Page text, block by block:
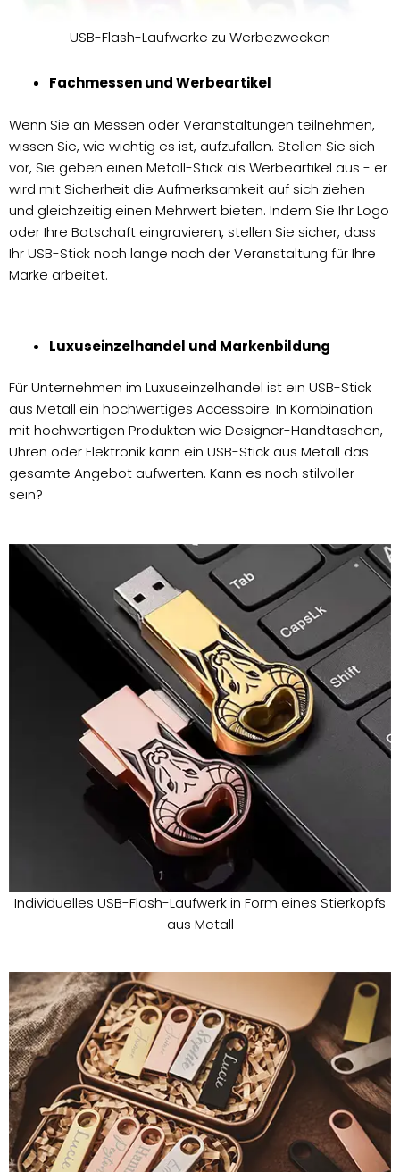
USB-Flash-Laufwerke zu Werbezwecken
Fachmessen und Werbeartikel
Wenn Sie an Messen oder Veranstaltungen teilnehmen,
wissen Sie, wie wichtig es ist, aufzufallen. Stellen Sie sich
vor, Sie geben einen Metall-Stick als Werbeartikel aus - er
wird mit Sicherheit die Aufmerksamkeit auf sich ziehen
und gleichzeitig einen Mehrwert bieten. Indem Sie Ihr Logo
oder Ihre Botschaft eingravieren, stellen Sie sicher, dass
Ihr USB-Stick noch lange nach der Veranstaltung für Ihre
Marke arbeitet.
Luxuseinzelhandel und Markenbildung
Für Unternehmen im Luxuseinzelhandel ist ein USB-Stick
aus Metall ein hochwertiges Accessoire. In Kombination
mit hochwertigen Produkten wie Designer-Handtaschen,
Uhren oder Elektronik kann ein USB-Stick aus Metall das
gesamte Angebot aufwerten. Kann es noch stilvoller
sein?
Individuelles USB-Flash-Laufwerk in Form eines Stierkopfs
aus Metall